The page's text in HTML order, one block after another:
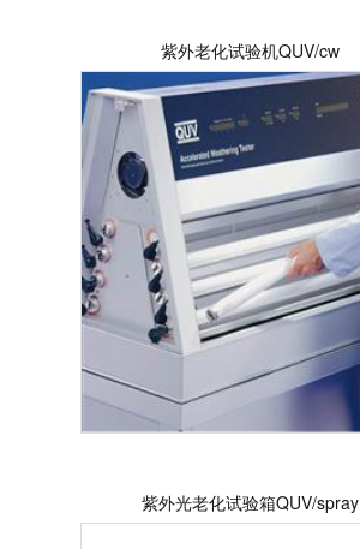
紫外老化试验机QUV/cw
紫外光老化试验箱QUV/spray